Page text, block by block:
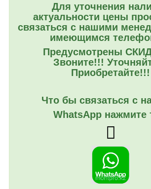
Для уточнения
актуальности цены
связаться с нашими
имеющимся
Предусмотрены
Звоните!!!
Приобретайте!!!
Что бы связаться с
WhatsApp нажмите